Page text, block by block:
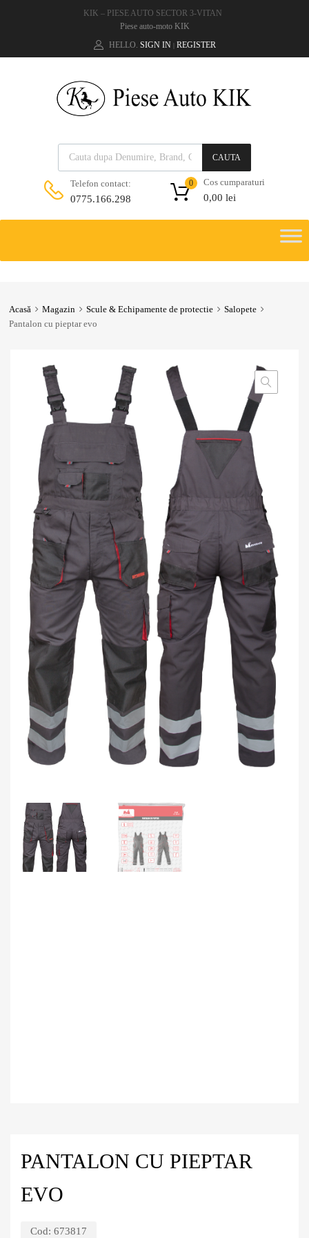
KIK – PIESE AUTO SECTOR 3-VITAN
Piese auto-moto KIK
HELLO. SIGN IN | REGISTER
CAUTA
Telefon contact:
0775.166.298
Cos cumparaturi
0,00 lei
0
Acasă Magazin Scule & Echipamente de protectie
Salopete
Pantalon cu pieptar evo
PANTALON CU PIEPTAR
EVO
Cod: 673817